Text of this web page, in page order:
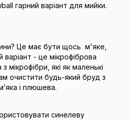
гарний варіант для мийки.
Це має бути щось м'яке,
- це мікрофіброва
мікрофібри, які як маленькі
очистити будь-який бруд з
і плюшева.
синелеву